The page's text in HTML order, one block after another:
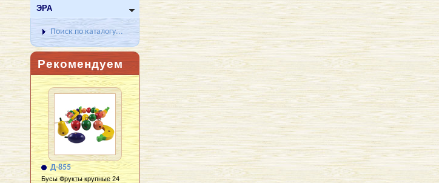
ЭРА
Поиск по каталогу...
Рекомендуем
Д-855
Бусы Фрукты крупные 24